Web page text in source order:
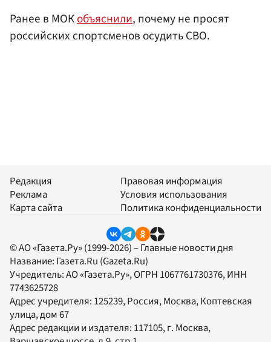
Ранее в МОКобъяснили, почему не просят
российских спортсменов осудить СВО.
Редакция
Реклама
Карта сайта
Правовая информация
Условия использования
Политика конфиденциальности
© АО «Газета.Ру» (1999-2026) – Главные новости дня
Название: Газета.Ru (Gazeta.Ru)
Учредитель:АО «Газета.Ру», ОГРН 1067761730376, ИНН
7743625728
Адрес учредителя: 125239, Россия, Москва, Коптевская
улица, дом 67
Адрес редакции и издателя: 117105, г. Москва,